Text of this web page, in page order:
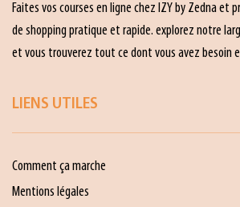
Faites vos courses en ligne chez IZY by Zedna et
de shopping pratique et rapide. explorez notre
et vous trouverez tout ce dont vous avez besoin
LIENS UTILES
Comment ça marche
Mentions légales